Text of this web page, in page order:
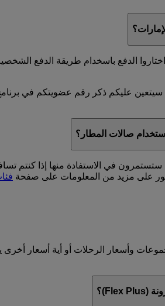
الدفع باسخدام طريقة الدفع
سيتعين عليكم ذكر رقم عضويتكم في
صالات المطار؟
في الاستفادة منها إذا كنتم
على مزيد من المعلومات على صفحة
وأسعار الرحلات أو أية أسعار